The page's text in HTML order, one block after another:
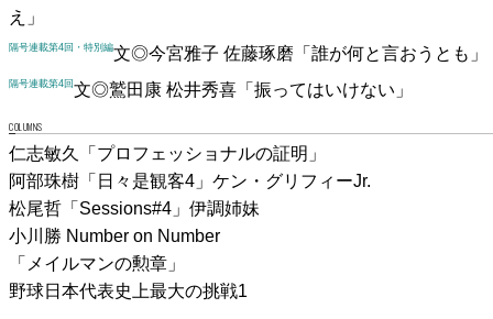
え」
隔号連載第4回・特別編文◎今宮雅子 佐藤琢磨 「誰が何と言おうとも」
隔号連載第4回文◎鷲田康 松井秀喜 「振ってはいけない」
COLUMNS
仁志敏久「プロフェッショナルの証明」
阿部珠樹「日々是観客4」ケン・グリフィーJr.
松尾哲「Sessions#4」伊調姉妹
小川勝 Number on Number
「メイルマンの勲章」
野球日本代表史上最大の挑戦1